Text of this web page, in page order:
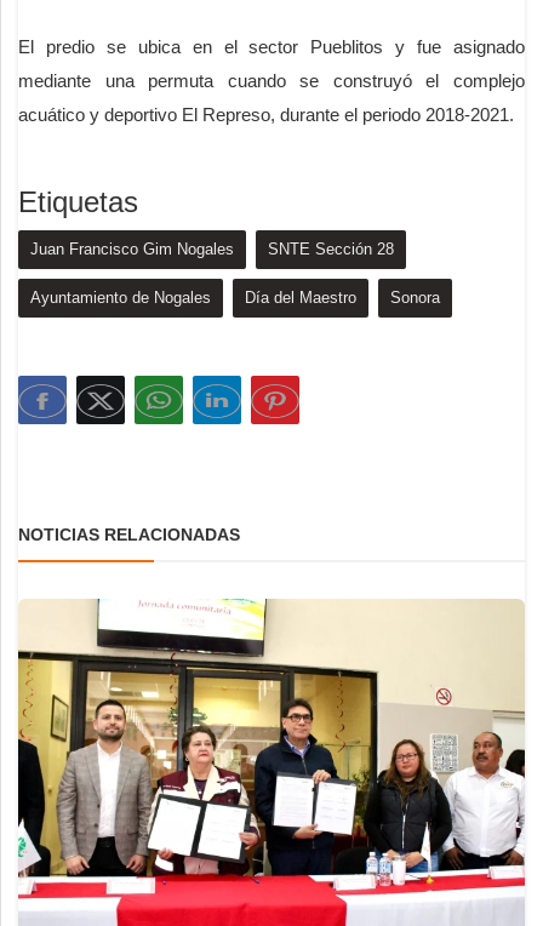
El predio se ubica en el sector Pueblitos y fue asignado
mediante una permuta cuando se construyó el complejo
acuático y deportivo El Represo, durante el periodo 2018-2021.
Etiquetas
Juan Francisco Gim Nogales SNTE Sección 28
Ayuntamiento de Nogales Día del Maestro Sonora
NOTICIAS RELACIONADAS